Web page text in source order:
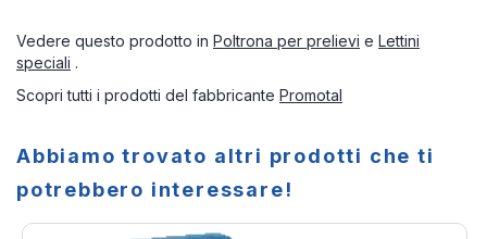
Vedere questo prodotto in Poltrona per prelievi e Lettini
speciali .
Scopri tutti i prodotti del fabbricante Promotal
Abbiamo trovato altri prodotti che ti
potrebbero interessare!